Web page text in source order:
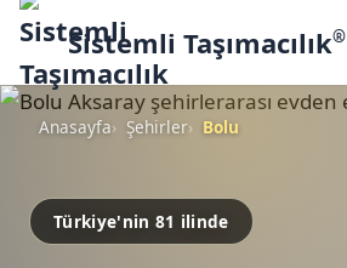
Sistemli Taşımacılık®
Anasayfa Şehirler Bolu
Türkiye'nin 81 ilinde